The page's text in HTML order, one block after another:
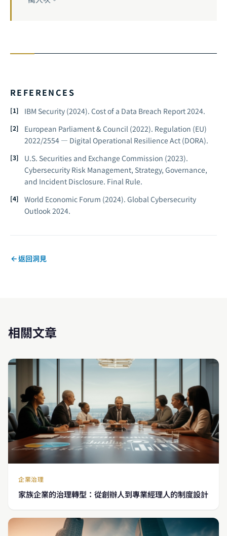
REFERENCES
IBM Security (2024). Cost of a Data Breach Report 2024.
European Parliament & Council (2022). Regulation (EU)
2022/2554 — Digital Operational Resilience Act (DORA).
U.S. Securities and Exchange Commission (2023).
Cybersecurity Risk Management, Strategy, Governance,
and Incident Disclosure. Final Rule.
World Economic Forum (2024). Global Cybersecurity
Outlook 2024.
返回洞見
相關文章
企業治理
家族企業的治理轉型：從創辦人到專業經理人的制度設計